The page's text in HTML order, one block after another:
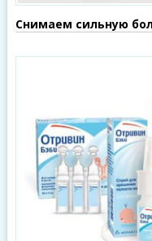
Снимаем сильную